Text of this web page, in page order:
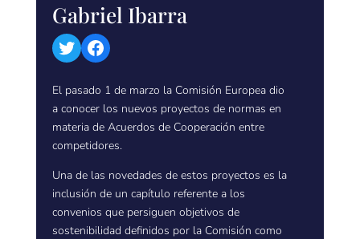
Gabriel Ibarra
TwitterFacebook
El pasado 1 de marzo la Comisión Europea dio
a conocer los nuevos proyectos de normas en
materia de Acuerdos de Cooperación entre
competidores.
Una de las novedades de estos proyectos es la
inclusión de un capítulo referente a los
convenios que persiguen objetivos de
sostenibilidad definidos por la Comisión como